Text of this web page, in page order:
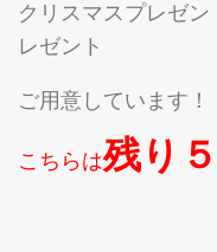
クリスマスプレゼ
レゼント
ご用意しています！
こちらは残り